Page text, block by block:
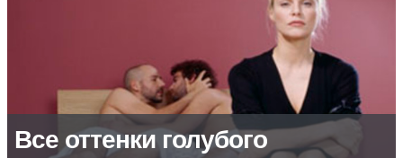
Все оттенки голубого